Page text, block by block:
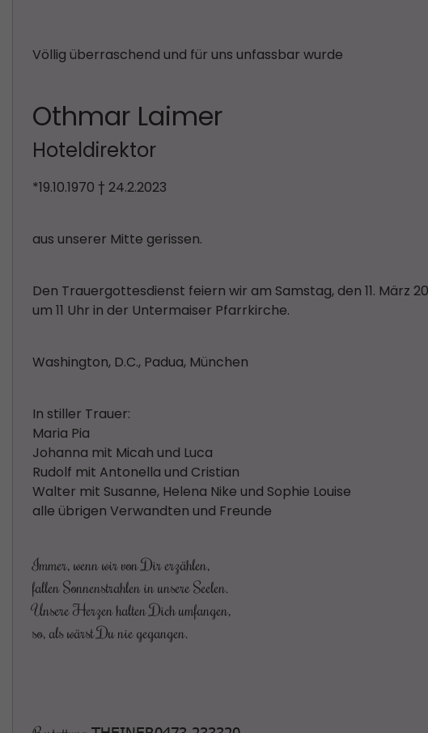
Völlig überraschend und für uns unfassbar wurde
Othmar Laimer
Hoteldirektor
*19.10.1970 † 24.2.2023
aus unserer Mitte gerissen.
Den Trauergottesdienst feiern wir am Samstag, den 11. März
um 11 Uhr in der Untermaiser Pfarrkirche.
Washington, D.C., Padua, München
In stiller Trauer:
Maria Pia
Johanna mit Micah und Luca
Rudolf mit Antonella und Cristian
Walter mit Susanne, Helena Nike und Sophie Louise
alle übrigen Verwandten und Freunde
Immer, wenn wir von Dir erzählen,
fallen Sonnenstrahlen in unsere Seelen.
Unsere Herzen halten Dich umfangen,
so, als wärst Du nie gegangen.